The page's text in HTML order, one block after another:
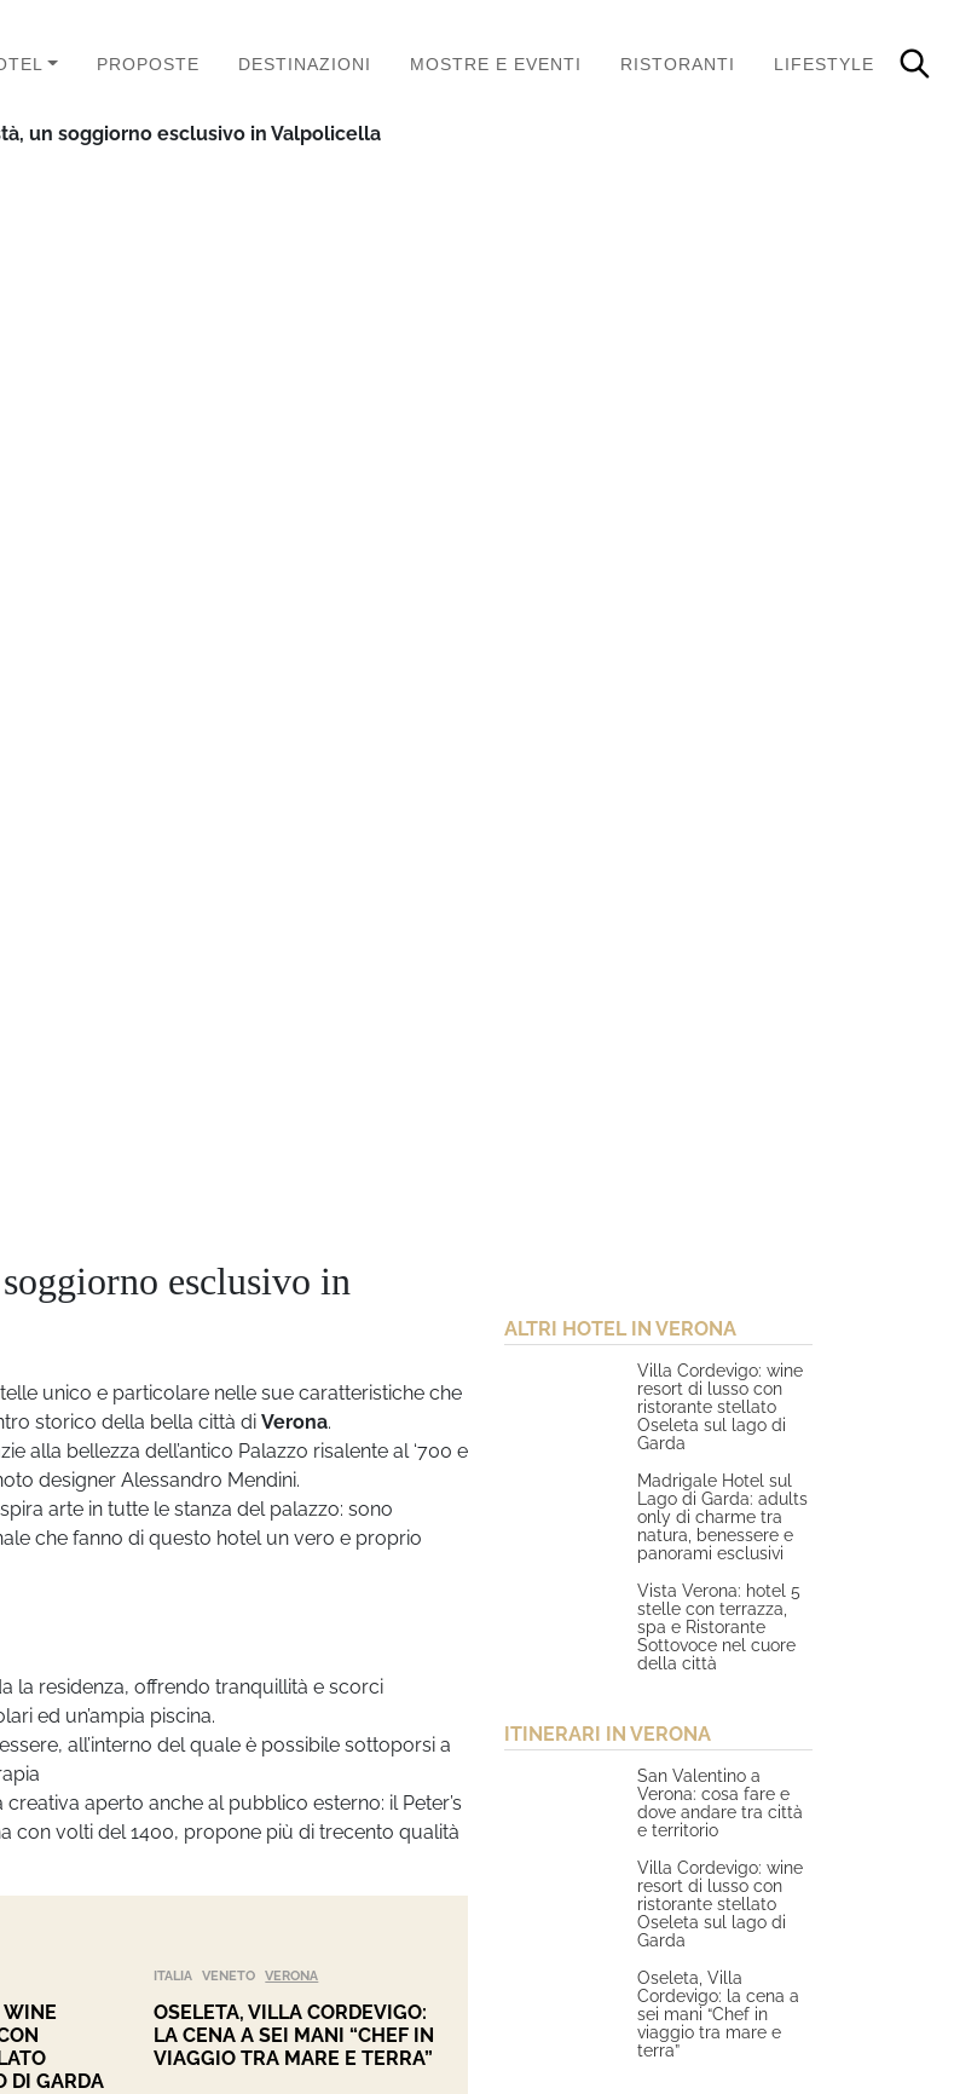
PROPOSTE DESTINAZIONI MOSTRE E EVENTI RISTORANTI LIFESTYLE
un soggiorno esclusivo in Valpolicella
esclusivo in
unico e particolare nelle sue caratteristiche che
storico della bella città di Verona.
alla bellezza dell’antico Palazzo risalente al ‘700 e
designer Alessandro Mendini.
arte in tutte le stanza del palazzo: sono
che fanno di questo hotel un vero e proprio
la residenza, offrendo tranquillità e scorci
ed un’ampia piscina.
all’interno del quale è possibile sottoporsi a
aperto anche al pubblico esterno: il Peter’s
con volti del 1400, propone più di trecento qualità
WINE
DI GARDA
ITALIA VENETO VERONA
OSELETA, VILLA CORDEVIGO:
LA CENA A SEI MANI “CHEF IN
VIAGGIO TRA MARE E TERRA”
ALTRI HOTEL IN VERONA
Villa Cordevigo: wine
resort di lusso con
ristorante stellato
Oseleta sul lago di
Garda
Madrigale Hotel sul
Lago di Garda: adults
only di charme tra
natura, benessere e
panorami esclusivi
Vista Verona: hotel 5
stelle con terrazza,
spa e Ristorante
Sottovoce nel cuore
della città
ITINERARI IN VERONA
San Valentino a
Verona: cosa fare e
dove andare tra città
e territorio
Villa Cordevigo: wine
resort di lusso con
ristorante stellato
Oseleta sul lago di
Garda
Oseleta, Villa
Cordevigo: la cena a
sei mani “Chef in
viaggio tra mare e
terra”